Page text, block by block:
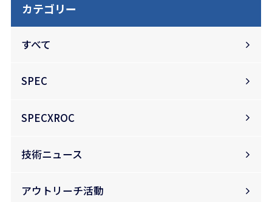
カテゴリー
すべて
SPEC
SPECXROC
技術ニュース
アウトリーチ活動